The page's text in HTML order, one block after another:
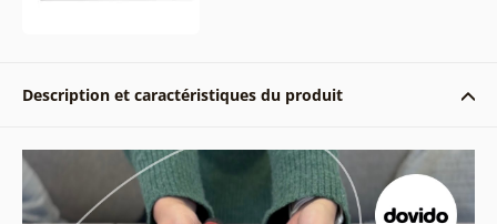
Description et caractéristiques du produit